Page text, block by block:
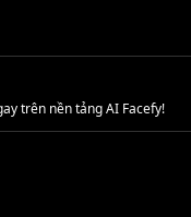
trên nền tảng AI Facefy!